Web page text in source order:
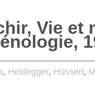
Vie et
, Heidegger, Husserl ,